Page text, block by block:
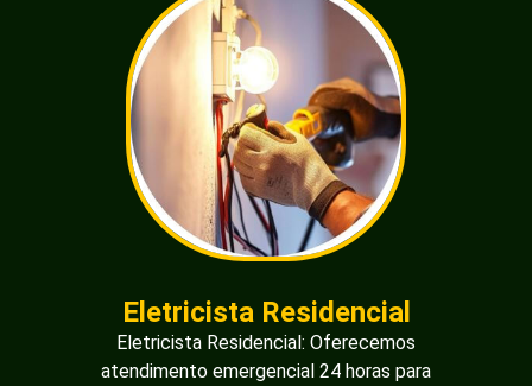
Serviços P/ Curto-circuito
Serviços p/ Curto-circuito: Atendimento
emergencial 24h para identificar, reparar e prevenir
curtos-circuitos. Proteja seu sistema elétrico
contra danos e riscos, com profissionais qualificados
para soluções rápidas e seguras. Ligue agora e
resolva seu problema!
Serviço P/ Falta de Energia
Serviço p/ Falta de Energia: Atendimento
emergencial 24h para diagnosticar e solucionar